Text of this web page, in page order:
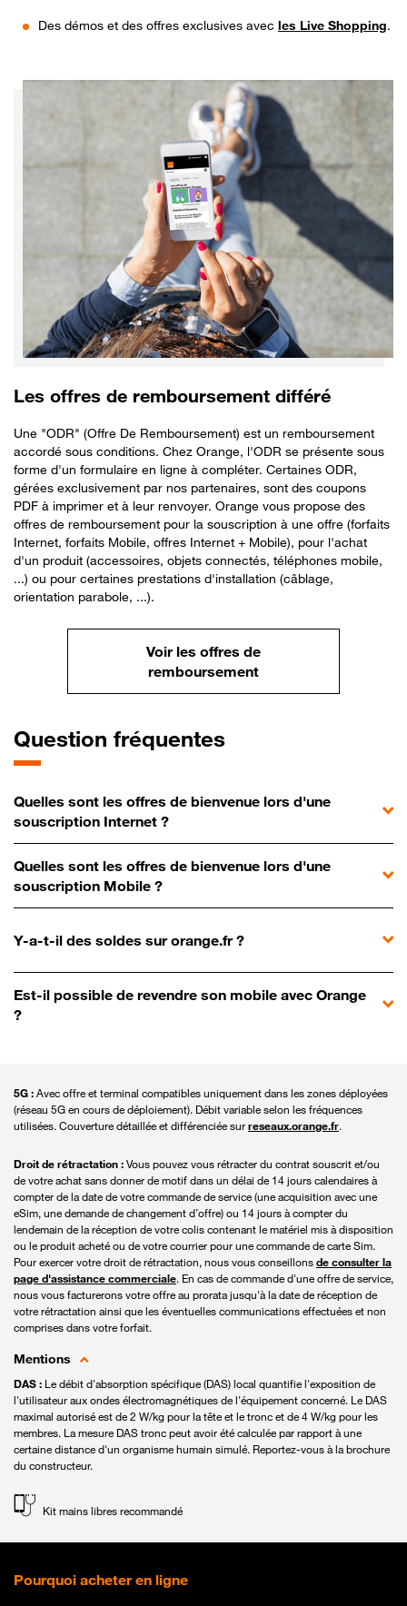
Des démos et des offres exclusives avec les Live Shopping.
Les offres de remboursement différé
Une "ODR" (Offre De Remboursement) est un remboursement
accordé sous conditions. Chez Orange, l'ODR se présente sous
forme d'un formulaire en ligne à compléter. Certaines ODR,
gérées exclusivement par nos partenaires, sont des coupons
PDF à imprimer et à leur renvoyer. Orange vous propose des
offres de remboursement pour la souscription à une offre (forfaits
Internet, forfaits Mobile, offres Internet + Mobile), pour l'achat
d'un produit (accessoires, objets connectés, téléphones mobile,
...) ou pour certaines prestations d'installation (câblage,
orientation parabole, ...).
Voir les offres de
remboursement
Question fréquentes
Quelles sont les offres de bienvenue lors d'une
souscription Internet ?
Quelles sont les offres de bienvenue lors d'une
souscription Mobile ?
Y-a-t-il des soldes sur orange.fr ?
Est-il possible de revendre son mobile avec Orange
?
5G :Avec offre et terminal compatibles uniquement dans les zones déployées
(réseau 5G en cours de déploiement). Débit variable selon les fréquences
utilisées. Couverture détaillée et différenciée surreseaux.orange.fr.
Droit de rétractation :Vous pouvez vous rétracter du contrat souscrit et/ou
de votre achat sans donner de motif dans un délai de 14 jours calendaires à
compter de la date de votre commande de service (une acquisition avec une
eSim, une demande de changement d’offre) ou 14 jours à compter du
lendemain de la réception de votre colis contenant le matériel mis à disposition
ou le produit acheté ou de votre courrier pour une commande de carte Sim.
Pour exercer votre droit de rétractation, nous vous conseillonsde consulter la
page d'assistance commerciale. En cas de commande d'une offre de service,
nous vous facturerons votre offre au prorata jusqu'à la date de réception de
votre rétractation ainsi que les éventuelles communications effectuées et non
comprises dans votre forfait.
Mentions
DAS : Le débit d'absorption spécifique (DAS) local quantifie l'exposition de
l'utilisateur aux ondes électromagnétiques de l'équipement concerné. Le DAS
maximal autorisé est de 2 W/kg pour la tête et le tronc et de 4 W/kg pour les
membres. La mesure DAS tronc peut avoir été calculée par rapport à une
certaine distance d'un organisme humain simulé. Reportez-vous à la brochure
du constructeur.
Kit mains libres recommandé
Pourquoi acheter en ligne